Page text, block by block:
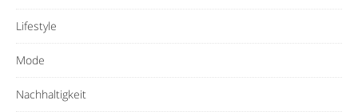
Lifestyle
Mode
Nachhaltigkeit